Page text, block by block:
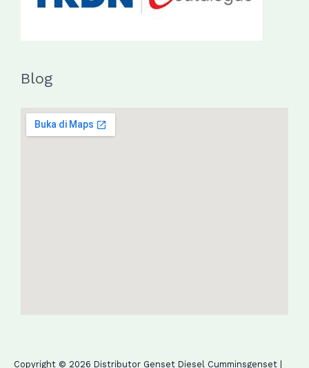
Blog
Copyright © 2026 Distributor Genset Diesel Cumminsgenset |